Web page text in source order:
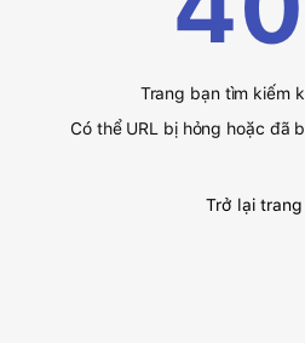
Trang bạn tìm kiếm
Có thể URL bị hỏng hoặc đã
Trở lại trang